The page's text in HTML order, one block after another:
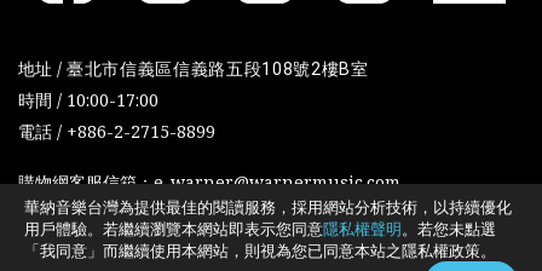
地址 / 臺北市信義區信義路五段108號2樓B室
時間 / 10:00-17:00
電話 / +886-2-2715-8899
購物網客服信箱：e-warner@warnermusic.com
華納音樂台灣為提供最佳的閱讀服務，採用網站分析技術，以持續優化
用戶體驗。若繼續瀏覽本網站即表示您同意隱私權聲明。若您未點選
「我同意」而繼續使用本網站，則視為您已同意本站之隱私權政策。